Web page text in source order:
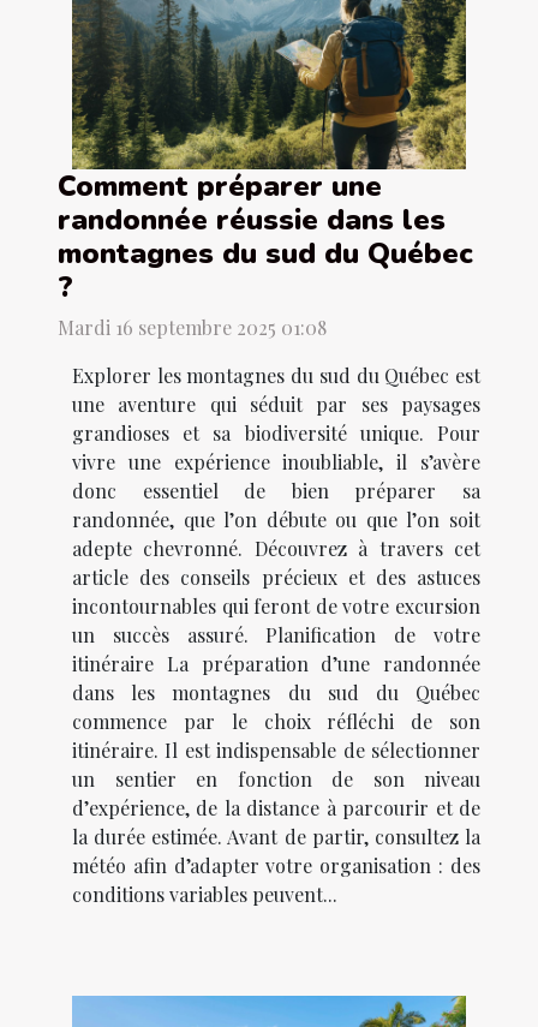
Comment préparer une
randonnée réussie dans les
montagnes du sud du Québec
?
Mardi 16 septembre 2025 01:08
Explorer les montagnes du sud du Québec est
une aventure qui séduit par ses paysages
grandioses et sa biodiversité unique. Pour
vivre une expérience inoubliable, il s’avère
donc essentiel de bien préparer sa
randonnée, que l’on débute ou que l’on soit
adepte chevronné. Découvrez à travers cet
article des conseils précieux et des astuces
incontournables qui feront de votre excursion
un succès assuré. Planification de votre
itinéraire La préparation d’une randonnée
dans les montagnes du sud du Québec
commence par le choix réfléchi de son
itinéraire. Il est indispensable de sélectionner
un sentier en fonction de son niveau
d’expérience, de la distance à parcourir et de
la durée estimée. Avant de partir, consultez la
météo afin d’adapter votre organisation : des
conditions variables peuvent...